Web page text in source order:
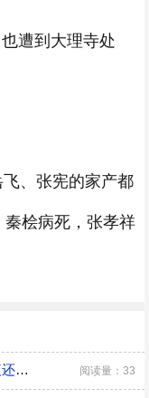
遭到大理寺处
、张宪的家产都
桧病死，张孝祥
唐文宗征召四次说不吗，萧俛是心怀愧疚还是居功自傲 阅读量：33